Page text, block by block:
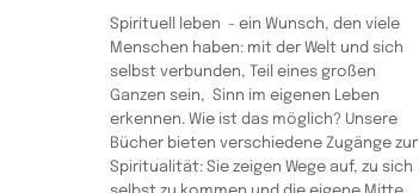
Spirituell leben - ein Wunsch, den viele
Menschen haben: mit der Welt und sich
selbst verbunden, Teil eines großen
Ganzen sein, Sinn im eigenen Leben
erkennen. Wie ist das möglich? Unsere
Bücher bieten verschiedene Zugänge zur
Spiritualität: Sie zeigen Wege auf, zu sich